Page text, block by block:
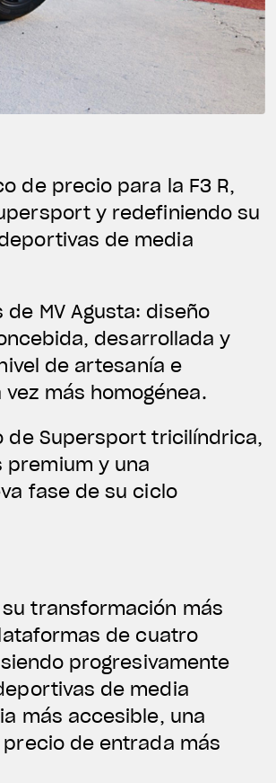
de precio para la F3 R,
y redefiniendo su
de media
MV Agusta: diseño
desarrollada y
de artesanía e
más homogénea.
de Supersport tricilíndrica,
premium y una
fase de su ciclo
transformación más
de cuatro
progresivamente
de media
más accesible, una
de entrada más